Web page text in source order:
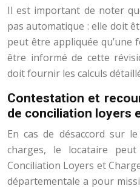
Il est important de noter
pas automatique : elle doit
peut être appliquée qu’une
être informé de cette
doit fournir les calculs
Contestation et
de conciliation loyers
En cas de désaccord sur
charges, le locataire
Conciliation Loyers et
départementale a pour